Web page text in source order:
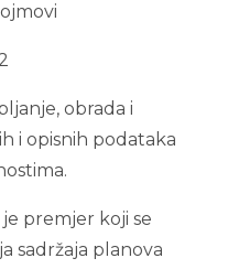
obrada i
i opisnih podataka
premjer koji se
sadržaja planova